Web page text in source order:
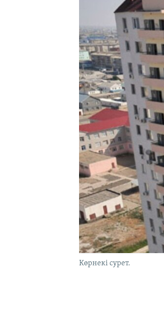
Көрнекі сурет.